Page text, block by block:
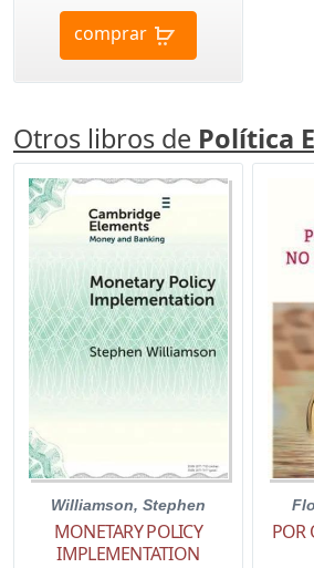
comprar
Otros libros de Política
Williamson, Stephen
MONETARY POLICY
IMPLEMENTATION
POR